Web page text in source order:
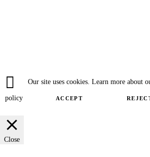
Our site uses cookies. Learn more about
policy ACCEPT
Close